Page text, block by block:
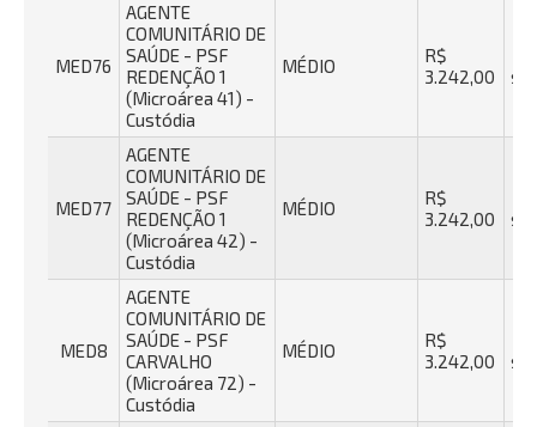
MED76
AGENTE
COMUNITÁRIO DE
SAÚDE - PSF
REDENÇÃO 1
(Microárea 41) -
Custódia
MÉDIO
R$
3.242,00
MED77
AGENTE
COMUNITÁRIO DE
SAÚDE - PSF
REDENÇÃO 1
(Microárea 42) -
Custódia
MÉDIO
R$
3.242,00
MED8
AGENTE
COMUNITÁRIO DE
SAÚDE - PSF
CARVALHO
(Microárea 72) -
Custódia
MÉDIO
R$
3.242,00